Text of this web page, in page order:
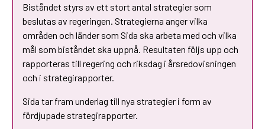
Biståndet styrs av ett stort antal strategier som
beslutas av regeringen. Strategierna anger vilka
områden och länder som Sida ska arbeta med och vilka
mål som biståndet ska uppnå. Resultaten följs upp och
rapporteras till regering och riksdag i årsredovisningen
och i strategirapporter.
Sida tar fram underlag till nya strategier i form av
fördjupade strategirapporter.